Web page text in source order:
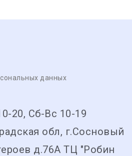
данных
20, Сб-Вс 10-19
обл, г.Сосновый
д.76А ТЦ "Робин